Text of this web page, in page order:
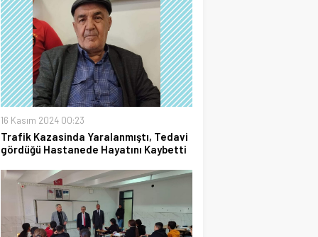
16 Kasım 2024 00:23
Trafik Kazasinda Yaralanmıştı, Tedavi
gördüğü Hastanede Hayatını Kaybetti